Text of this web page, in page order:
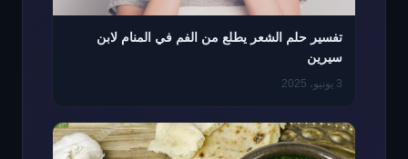
تفسير حلم الشعر يطلع من الفم في المنام لابن
سيرين
3 يونيو، 2025